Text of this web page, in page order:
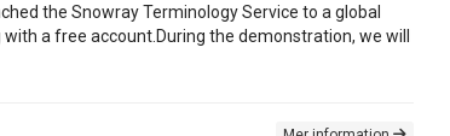
the Snowray Terminology Service to a global
a free account.During the demonstration, we will